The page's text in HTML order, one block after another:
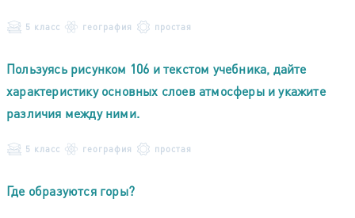
5 класс география простая
Пользуясь рисунком 106 и текстом учебника, дайте
характеристику основных слоев атмосферы и укажите
различия между ними.
5 класс география простая
Где образуются горы?